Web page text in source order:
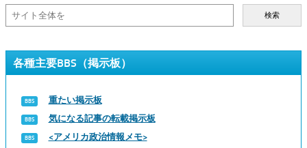
検索
各種主要BBS（掲示板）
重たい掲示板
気になる記事の転載掲示板
<アメリカ政治情報メモ>